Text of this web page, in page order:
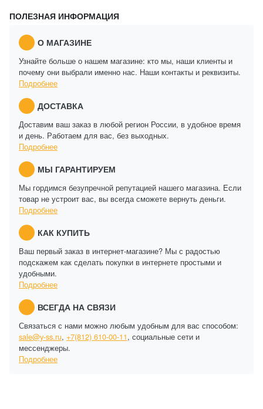
ПОЛЕЗНАЯ ИНФОРМАЦИЯ
О МАГАЗИНЕ
Узнайте больше о нашем магазине: кто мы, наши клиенты и
почему они выбрали именно нас. Наши контакты и реквизиты.
Подробнее
ДОСТАВКА
Доставим ваш заказ в любой регион России, в удобное время
и день. Работаем для вас, без выходных.
Подробнее
МЫ ГАРАНТИРУЕМ
Мы гордимся безупречной репутацией нашего магазина. Если
товар не устроит вас, вы всегда сможете вернуть деньги.
Подробнее
КАК КУПИТЬ
Ваш первый заказ в интернет-магазине? Мы с радостью
подскажем как сделать покупки в интернете простыми и
удобными.
Подробнее
ВСЕГДА НА СВЯЗИ
Связаться с нами можно любым удобным для вас способом:
sale@y-ss.ru, +7(812) 610-00-11, социальные сети и
мессенджеры.
Подробнее